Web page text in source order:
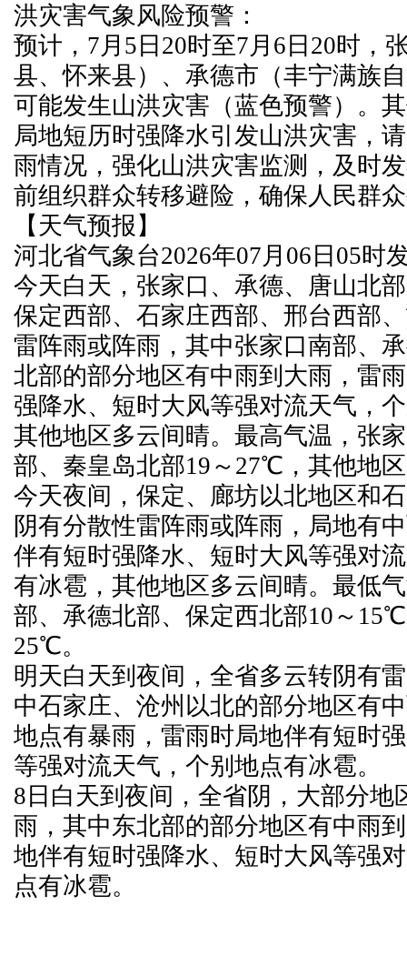
洪灾害气象风险预警：
预计，7月5日20时至7月6日20时，
县、怀来县）、承德市（丰宁满族
可能发生山洪灾害（蓝色预警）。
局地短历时强降水引发山洪灾害，
雨情况，强化山洪灾害监测，及时
前组织群众转移避险，确保人民群
【天气预报】
河北省气象台2026年07月06日05时
今天白天，张家口、承德、唐山北
保定西部、石家庄西部、邢台西部
雷阵雨或阵雨，其中张家口南部、
北部的部分地区有中雨到大雨，雷
强降水、短时大风等强对流天气，
其他地区多云间晴。最高气温，张
部、秦皇岛北部19～27℃，其他地
今天夜间，保定、廊坊以北地区和
阴有分散性雷阵雨或阵雨，局地有
伴有短时强降水、短时大风等强对
有冰雹，其他地区多云间晴。最低
部、承德北部、保定西北部10～
25℃。
明天白天到夜间，全省多云转阴有
中石家庄、沧州以北的部分地区有
地点有暴雨，雷雨时局地伴有短时
等强对流天气，个别地点有冰雹。
8日白天到夜间，全省阴，大部分地
雨，其中东北部的部分地区有中雨
地伴有短时强降水、短时大风等强
点有冰雹。